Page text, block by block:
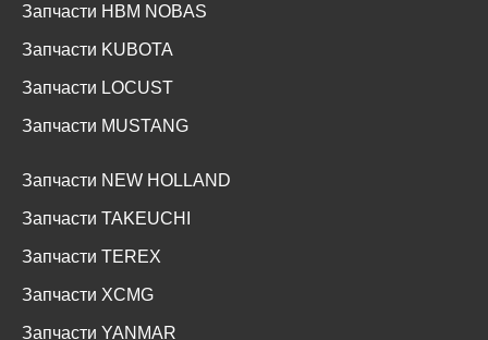
Запчасти HBM NOBAS
Запчасти KUBOTA
Запчасти LOCUST
Запчасти MUSTANG
Запчасти NEW HOLLAND
Запчасти TAKEUCHI
Запчасти TEREX
Запчасти XCMG
Запчасти YANMAR